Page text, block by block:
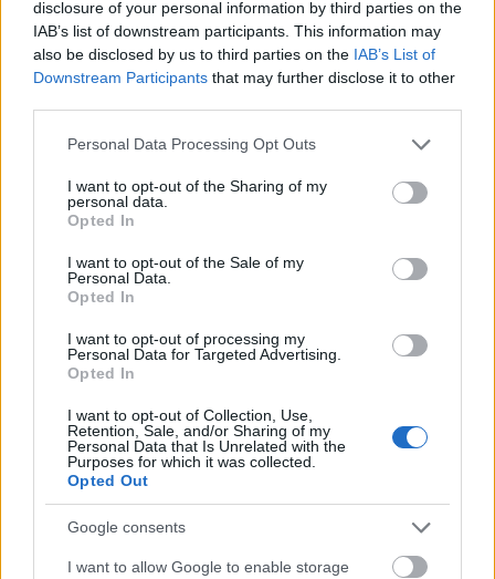
disclosure of your personal information by third parties on the
IAB’s list of downstream participants. This information may
also be disclosed by us to third parties on the IAB’s List of
Downstream Participants that may further disclose it to other
Please note that this website/app uses one or more Google
not limited to your visit or usage behaviour. You may click to
grant or deny consent to Google and its third-party tags to
use your data for below specified purposes in below Google
consent section.
Personal Data Processing Opt Outs
I want to opt-out of the Sharing of my
personal data.
Opted In
I want to opt-out of the Sale of my
Personal Data.
Opted In
I want to opt-out of processing my
Personal Data for Targeted Advertising.
Opted In
I want to opt-out of Collection, Use,
Retention, Sale, and/or Sharing of my
Personal Data that Is Unrelated with the
Purposes for which it was collected.
Opted Out
Google consents
I want to allow Google to enable storage